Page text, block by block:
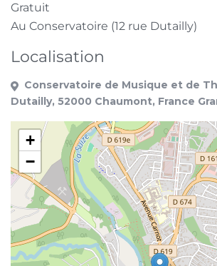
Gratuit
Au Conservatoire (12 rue Dutailly)
Localisation
Conservatoire de Musique et de
Dutailly, 52000 Chaumont, France
+
−